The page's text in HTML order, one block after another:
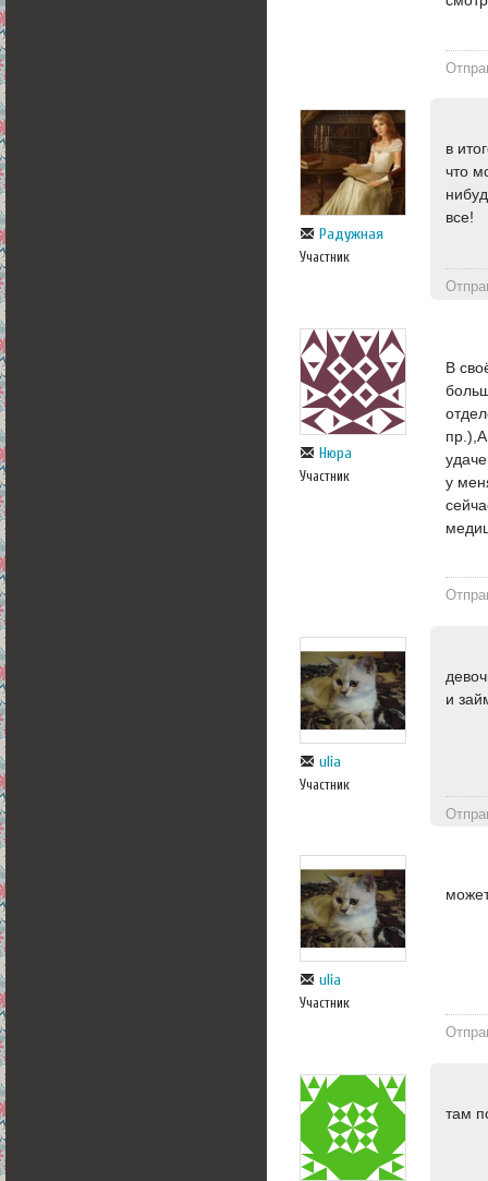
Радужная
Участник
в
что
все!
Нюра
Участник
В
у
ulia
Участник
и
ulia
Участник
там